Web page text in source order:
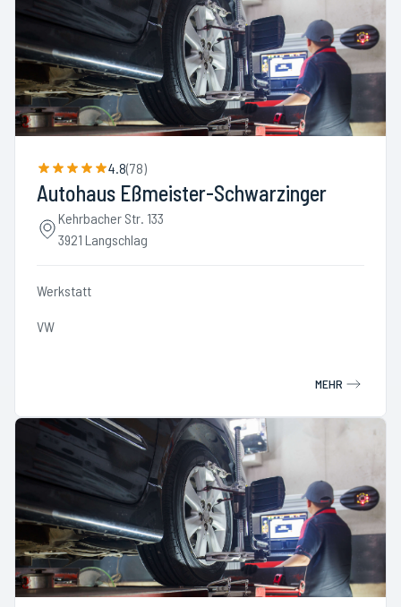
4.8(78)
Autohaus Eßmeister-Schwarzinger
Kehrbacher Str. 133
3921 Langschlag
Werkstatt
VW
MEHR